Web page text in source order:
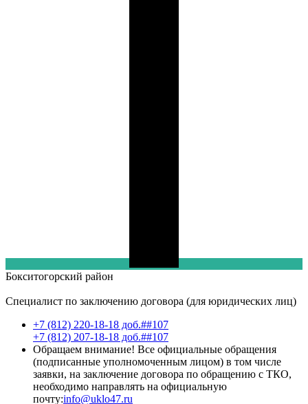
Бокситогорский район
Специалист по заключению договора (для юридических лиц)
+7 (812) 220-18-18 доб.##107
+7 (812) 207-18-18 доб.##107
Обращаем внимание! Все официальные обращения
(подписанные уполномоченным лицом) в том числе
заявки, на заключение договора по обращению с ТКО,
необходимо направлять на официальную
почту:info@uklo47.ru